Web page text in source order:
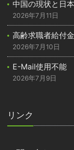
中国の現状と日
2026年7月11日
高齢求職者給付金
2026年7月10日
E-Mail使用不能
2026年7月9日
リンク